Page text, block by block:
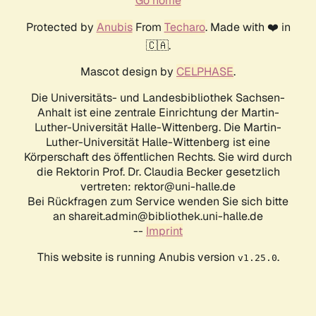
Protected by AnubisFrom Techaro. Made with ❤️ in
🇨🇦.
Mascot design by CELPHASE.
Die Universitäts- und Landesbibliothek Sachsen-
Anhalt ist eine zentrale Einrichtung der Martin-
Luther-Universität Halle-Wittenberg. Die Martin-
Luther-Universität Halle-Wittenberg ist eine
Körperschaft des öffentlichen Rechts. Sie wird durch
die Rektorin Prof. Dr. Claudia Becker gesetzlich
vertreten: rektor@uni-halle.de
Bei Rückfragen zum Service wenden Sie sich bitte
an shareit.admin@bibliothek.uni-halle.de
-- Imprint
This website is running Anubis version v1.25.0.